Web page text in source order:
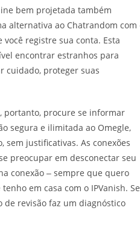
bem projetada também
alternativa ao Chatrandom com
registre sua conta. Esta
encontrar estranhos para
cuidado, proteger suas
portanto, procure se informar
segura e ilimitada ao Omegle,
sem justificativas. As conexões
preocupar em desconectar seu
conexão ‒ sempre que quero
em casa com o IPVanish.
de revisão faz um diagnóstico